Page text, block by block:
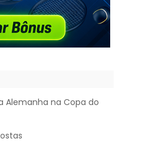
Alemanha na Copa do